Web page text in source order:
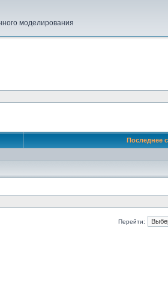
моделирования
Последнее
Перейти: